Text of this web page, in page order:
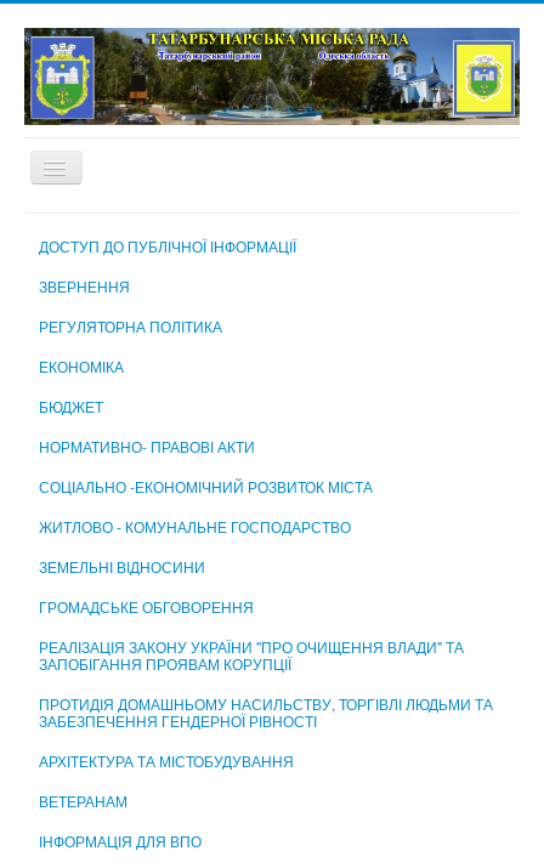
КОМУНАЛЬНІ ПІДПРИЄМСТВА, УСТАНОВИ ТА ЗАКЛАДИ
МІСЬКА ВИБОРЧА КОМІСІЯ
ЦЕНТР НАДАННЯ АДМІНІСТРАТИВНИХ ПОСЛУГ
ДОСТУП ДО ПУБЛІЧНОЇ ІНФОРМАЦІЇ
ЗВЕРНЕННЯ
РЕГУЛЯТОРНА ПОЛІТИКА
ЕКОНОМІКА
БЮДЖЕТ
НОРМАТИВНО- ПРАВОВІ АКТИ
СОЦІАЛЬНО -ЕКОНОМІЧНИЙ РОЗВИТОК МІСТА
ЖИТЛОВО - КОМУНАЛЬНЕ ГОСПОДАРСТВО
ЗЕМЕЛЬНІ ВІДНОСИНИ
ГРОМАДСЬКЕ ОБГОВОРЕННЯ
РЕАЛІЗАЦІЯ ЗАКОНУ УКРАЇНИ "ПРО ОЧИЩЕННЯ ВЛАДИ" ТА
ЗАПОБІГАННЯ ПРОЯВАМ КОРУПЦІЇ
ПРОТИДІЯ ДОМАШНЬОМУ НАСИЛЬСТВУ, ТОРГІВЛІ ЛЮДЬМИ ТА
ЗАБЕЗПЕЧЕННЯ ГЕНДЕРНОЇ РІВНОСТІ
АРХІТЕКТУРА ТА МІСТОБУДУВАННЯ
ВЕТЕРАНАМ
ІНФОРМАЦІЯ ДЛЯ ВПО